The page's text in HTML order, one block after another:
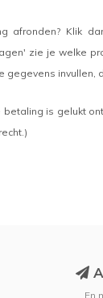
afronden? Klik
zie je welke
gegevens
betaling is gelukt
En